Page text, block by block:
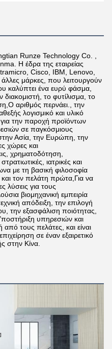
Runze Technology Co. ,
Η έδρα της εταιρείας
Cisco, IBM, Lenovo,
μάρκες, που λειτουργούν
καλύπτει ένα ευρύ φάσμα,
διακομιστή, το φυτίλισμα, το
αριθμός περνάει., την
λογισμικό και υλικό
την παροχή προϊόντων
σε παγκόσμιους
Ασία, την Ευρώπη, την
χώρες και
χρηματοδότηση,
ιατρικές και
με τη βασική φιλοσοφία
τον πελάτη πρώτα,Για να
λύσεις για τους
βιομηχανική εμπειρία
απόδειξη, την επιλογή
την εξασφάλιση ποιότητας,
υπηρεσιών και
από τους πελάτες, και είναι
σε έναν εξαιρετικό
στην Κίνα.